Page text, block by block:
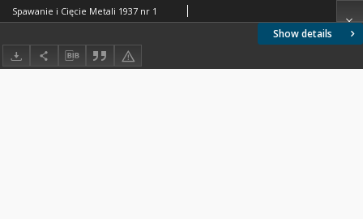
Show details
Spawanie i Cięcie Metali 1937 nr 1